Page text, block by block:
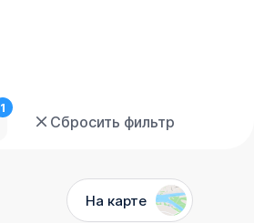
Сбросить фильтр
На карте